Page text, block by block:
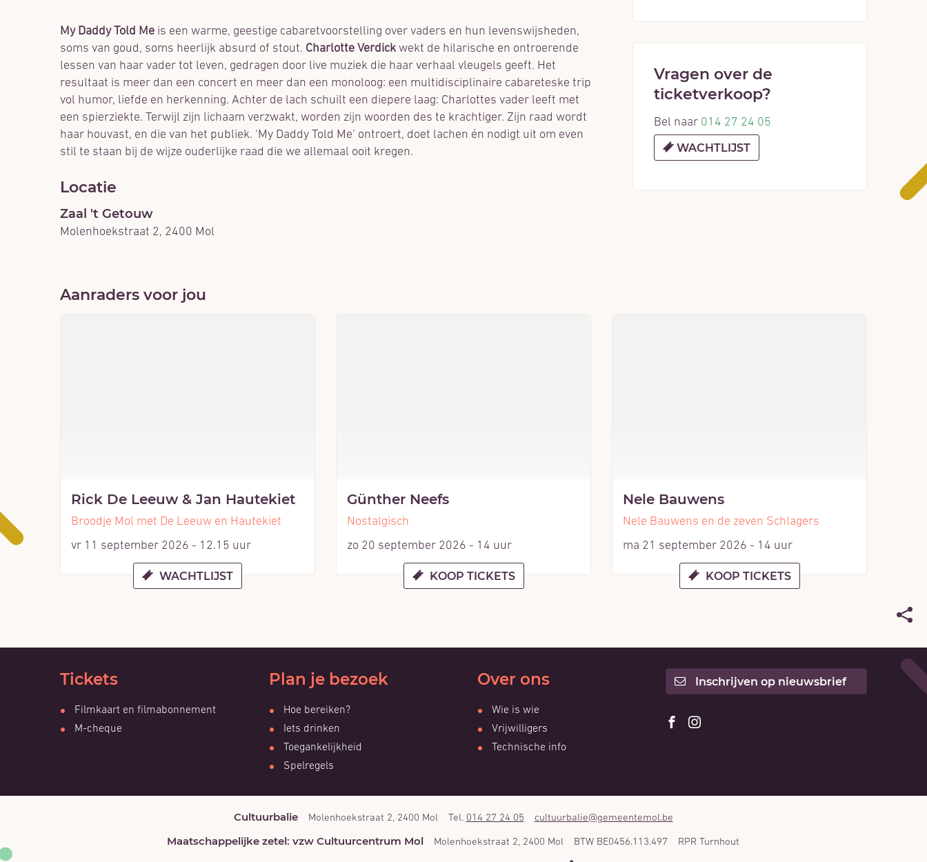
My Daddy Told Me is een warme, geestige cabaretvoorstelling over vaders en hun levenswijsheden,
soms van goud, soms heerlijk absurd of stout. Charlotte Verdick wekt de hilarische en ontroerende
lessen van haar vader tot leven, gedragen door live muziek die haar verhaal vleugels geeft. Het
resultaat is meer dan een concert en meer dan een monoloog: een multidisciplinaire cabareteske trip
vol humor, liefde en herkenning. Achter de lach schuilt een diepere laag: Charlottes vader leeft met
een spierziekte. Terwijl zijn lichaam verzwakt, worden zijn woorden des te krachtiger. Zijn raad wordt
haar houvast, en die van het publiek. ‘My Daddy Told Me’ ontroert, doet lachen én nodigt uit om even
stil te staan bij de wijze ouderlijke raad die we allemaal ooit kregen.
Locatie
Zaal 't Getouw
Molenhoekstraat 2, 2400 Mol
Vragen over de
ticketverkoop?
Bel naar 014 27 24 05
WACHTLIJST
Aanraders voor jou
Rick De Leeuw & Jan Hautekiet
Broodje Mol met De Leeuw en Hautekiet
vr 11 september 2026 - 12.15 uur
WACHTLIJST
Günther Neefs
Nostalgisch
zo 20 september 2026 - 14 uur
KOOP TICKETS
Nele Bauwens
Nele Bauwens en de zeven Schlagers
ma 21 september 2026 - 14 uur
KOOP TICKETS
Tickets
Filmkaart en filmabonnement
M-cheque
Plan je bezoek
Hoe bereiken?
Iets drinken
Toegankelijkheid
Spelregels
Over ons
Wie is wie
Vrijwilligers
Technische info
Inschrijven op nieuwsbrief
Cultuurbalie Adres
Molenhoekstraat 2 2400 Mol
Tel. 014 27 24 05
E-
mail
cultuurbalie@gemeentemol.be
Maatschappelijke zetel: vzw Cultuurcentrum Mol Adres
Molenhoekstraat 2 2400 Mol
BTW
BTW BE0456.113.497
RPR RPR Turnhout